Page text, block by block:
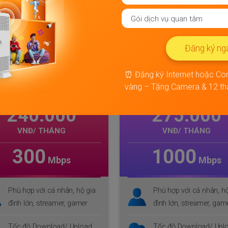
Combo internet & Truyền hình FPT
SKY
275.000
VNĐ/ THÁNG
1000Mbps
Phù hợp với cá nhân, hộ gia
đình lớn, streamer, gamer
ComboMETA
370.000
VNĐ/ THÁNG
1000 Mbps
Phù hợp với cá nhân,
đình lớn, streamer,
Đăng ký
⏰ Đăng ký Internet hoặc
vàng – Tặng Camera & 12